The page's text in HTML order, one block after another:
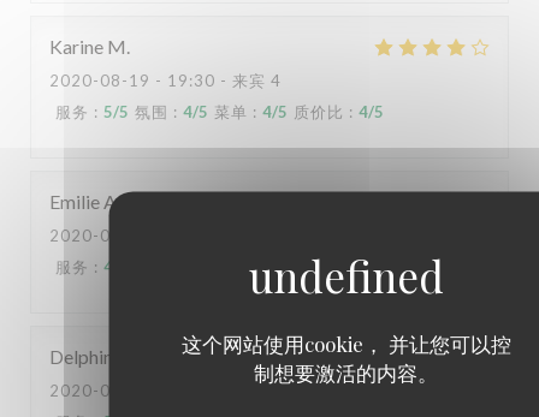
这个网站使用cookie， 并让您可以控
制想要激活的内容。
Karine M
2020-08-19 - 19:30 - 来宾 4
服务 : 5/5 氛围 : 4/5 菜单 : 4/5 质价比 : 4/5
EmilieA
2020-08-20
服务 : 4 : 4 /5 质价比 : 4 /5
Delphine
2020-08-18
- 20:00 - 来宾 3